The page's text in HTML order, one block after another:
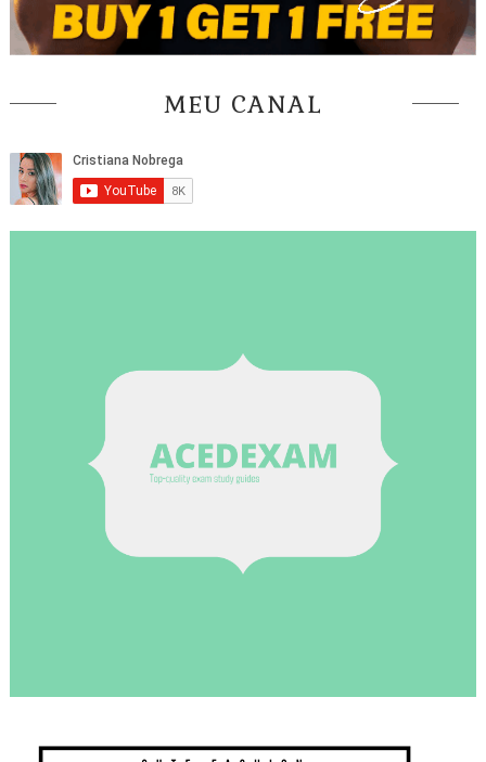
MEU CANAL